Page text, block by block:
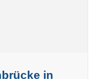
in